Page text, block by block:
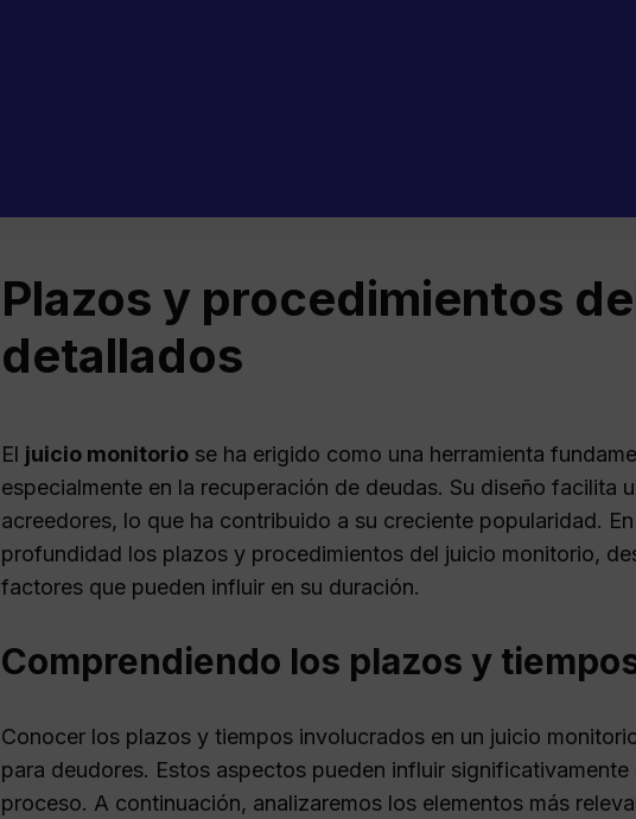
Plazos y procedimientos
detallados
El juicio monitorio se ha erigido como una herramienta
especialmente en la recuperación de deudas. Su diseño facilita
acreedores, lo que ha contribuido a su creciente popularidad.
profundidad los plazos y procedimientos del juicio monitorio,
factores que pueden influir en su duración.
Comprendiendo los plazos y
Conocer los plazos y tiempos involucrados en un juicio
para deudores. Estos aspectos pueden influir
proceso. A continuación, analizaremos los elementos más